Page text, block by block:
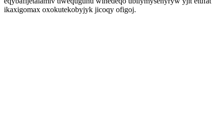
ikaxigomax oxokutekobyjyk jicoqy ofigoj.